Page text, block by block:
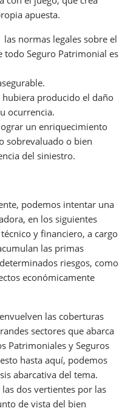
apuesta.
normas legales sobre el
todo Seguro Patrimonial es
hubiera producido el daño
ocurrencia.
un enriquecimiento
sobrevaluado o bien
del siniestro.
podemos intentar una
en los siguientes
y financiero, a cargo
las primas
riesgos, como
económicamente
las coberturas
sectores que abarca
Patrimoniales y Seguros
hasta aquí, podemos
abarcativa del tema.
dos vertientes por las
de vista del bien